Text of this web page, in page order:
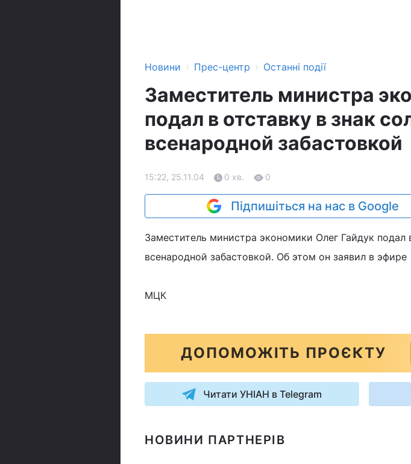
Новини › Прес-центр › Останні події
Заместитель министра
подал в отставку в знак
всенародной забастовкой
15:22, 25.11.04 0 хв. 0
Підпишіться на нас в Google
Заместитель министра экономики Олег Гайдук подал
всенародной забастовкой. Об этом он заявил в эфире
МЦК
ДОПОМОЖІТЬ ПРОЄКТУ
Читати УНІАН в Telegram
НОВИНИ ПАРТНЕРІВ